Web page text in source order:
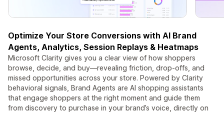
Optimize Your Store Conversions with AI Brand
Agents, Analytics, Session Replays & Heatmaps
Microsoft Clarity gives you a clear view of how shoppers
browse, decide, and buy—revealing friction, drop‑offs, and
missed opportunities across your store. Powered by Clarity
behavioral signals, Brand Agents are AI shopping assistants
that engage shoppers at the right moment and guide them
from discovery to purchase in your brand’s voice, directly on